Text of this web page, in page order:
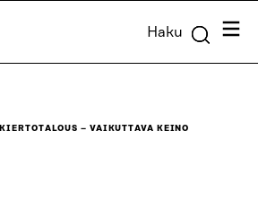
Haku
KIERTOTALOUS – VAIKUTTAVA KEINO